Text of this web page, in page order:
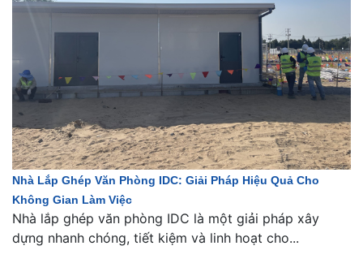
Nhà Lắp Ghép Văn Phòng IDC: Giải Pháp Hiệu Quả Cho
Không Gian Làm Việc
Nhà lắp ghép văn phòng IDC là một giải pháp xây
dựng nhanh chóng, tiết kiệm và linh hoạt cho...